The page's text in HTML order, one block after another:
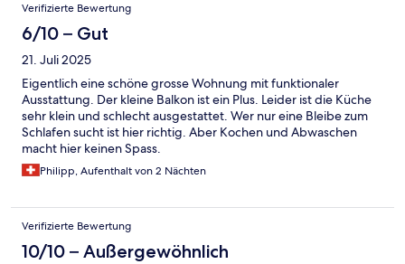
Verifizierte Bewertung
6/10 – Gut
21. Juli 2025
Eigentlich eine schöne grosse Wohnung mit funktionaler
Ausstattung. Der kleine Balkon ist ein Plus. Leider ist die Küche
sehr klein und schlecht ausgestattet. Wer nur eine Bleibe zum
Schlafen sucht ist hier richtig. Aber Kochen und Abwaschen
macht hier keinen Spass.
Philipp, Aufenthalt von 2 Nächten
Verifizierte Bewertung
10/10 – Außergewöhnlich